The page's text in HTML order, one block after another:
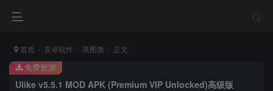
首页 安卓软件 美图类 正文
Ulike v5.5.1 MOD APK (Premium VIP Unlocked)高级版
免费资源